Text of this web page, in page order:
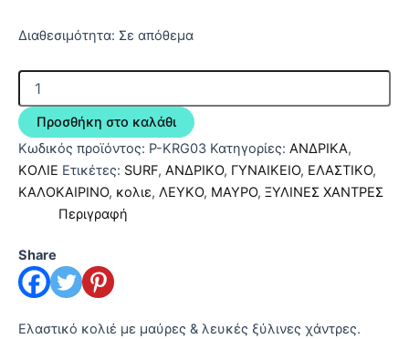
Διαθεσιμότητα: Σε απόθεμα
Ελαστικό
Κολιέ
με
Ξύλινες
Χάντρες
ποσότητα
Προσθήκη στο καλάθι
Κωδικός προϊόντος: P-KRG03 Κατηγορίες: ΑΝΔΡΙΚΑ,
ΚΟΛΙΕ Ετικέτες: SURF, ΑΝΔΡΙΚΟ, ΓΥΝΑΙΚΕΙΟ, ΕΛΑΣΤΙΚΟ,
ΚΑΛΟΚΑΙΡΙΝΟ, κολιε, ΛΕΥΚΟ, ΜΑΥΡΟ, ΞΥΛΙΝΕΣ ΧΑΝΤΡΕΣ
Περιγραφή
Share
Ελαστικό κολιέ με μαύρες & λευκές ξύλινες χάντρες.